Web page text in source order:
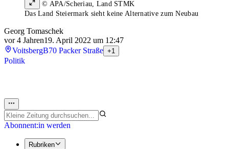
© APA/Scheriau, Land STMK
Das Land Steiermark sieht keine Alternative zum Neubau
Georg Tomaschek
vor 4 Jahren19. April 2022 um 12:47
VoitsbergB70 Packer Straße +1
Politik
Abonnent:in werden
Rubriken